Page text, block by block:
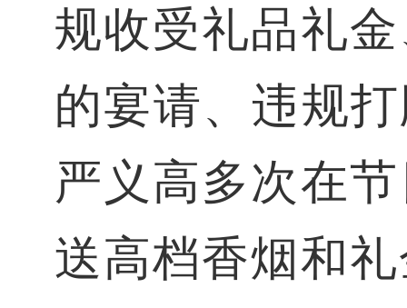
规收受礼品礼
的宴请、违规
严义高多次在
送高档香烟和